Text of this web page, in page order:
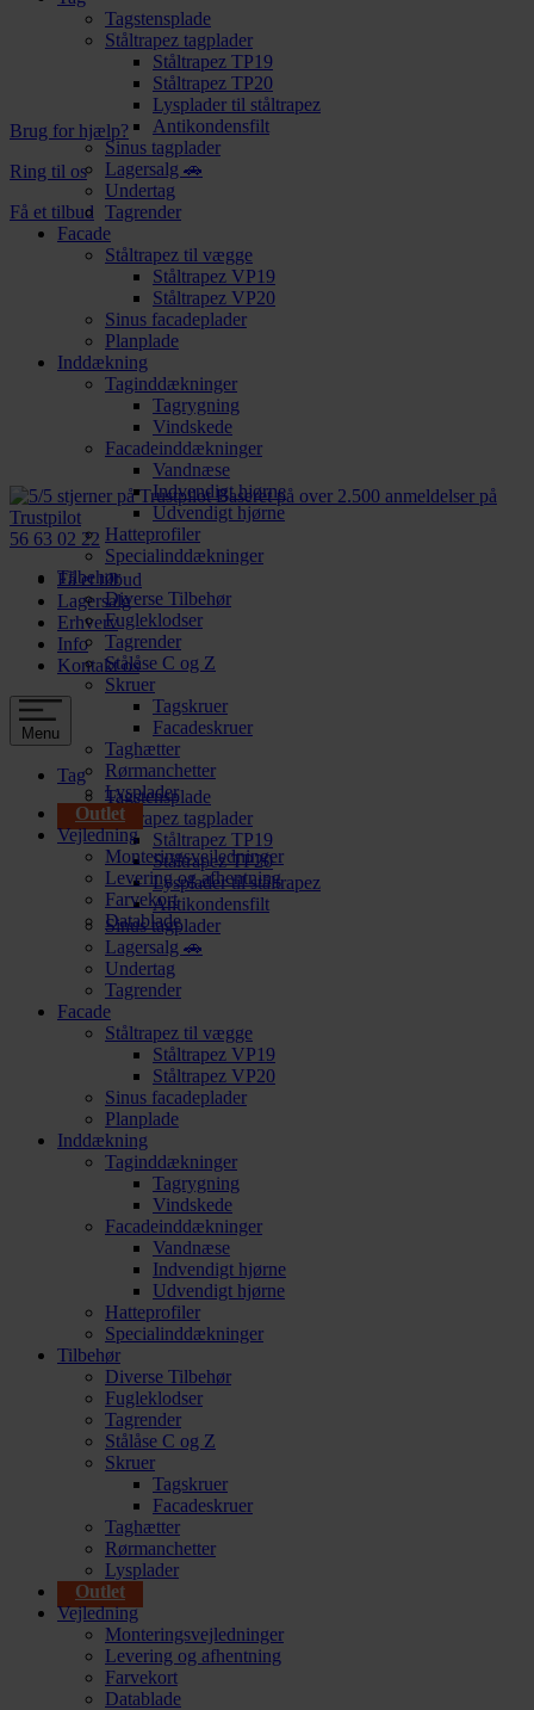
Tagstensplade
Ståltrapez tagplader
Ståltrapez TP19
Ståltrapez TP20
Lysplader til ståltrapez
Antikondensfilt
Sinus tagplader
Lagersalg 🚗
Undertag
Tagrender
Facade
Ståltrapez til vægge
Ståltrapez VP19
Ståltrapez VP20
Sinus facadeplader
Planplade
Inddækning
Taginddækninger
Tagrygning
Vindskede
Facadeinddækninger
Vandnæse
Indvendigt hjørne
Udvendigt hjørne
Hatteprofiler
Specialinddækninger
Tilbehør
Diverse Tilbehør
Fugleklodser
Tagrender
Stålåse C og Z
Skruer
Tagskruer
Facadeskruer
Taghætter
Rørmanchetter
Lysplader
Outlet
Vejledning
Monteringsvejledninger
Levering og afhentning
Farvekort
Datablade
Brug for hjælp?
Ring til os
Få et tilbud
Baseret på over 2.500 anmeldelser på
Trustpilot
56 63 02 22
Få et tilbud
Lagersalg
Erhverv
Info
Kontakt os
Menu
Tag
Tagstensplade
Ståltrapez tagplader
Ståltrapez TP19
Ståltrapez TP20
Lysplader til ståltrapez
Antikondensfilt
Sinus tagplader
Lagersalg 🚗
Undertag
Tagrender
Facade
Ståltrapez til vægge
Ståltrapez VP19
Ståltrapez VP20
Sinus facadeplader
Planplade
Inddækning
Taginddækninger
Tagrygning
Vindskede
Facadeinddækninger
Vandnæse
Indvendigt hjørne
Udvendigt hjørne
Hatteprofiler
Specialinddækninger
Tilbehør
Diverse Tilbehør
Fugleklodser
Tagrender
Stålåse C og Z
Skruer
Tagskruer
Facadeskruer
Taghætter
Rørmanchetter
Lysplader
Outlet
Vejledning
Monteringsvejledninger
Levering og afhentning
Farvekort
Datablade